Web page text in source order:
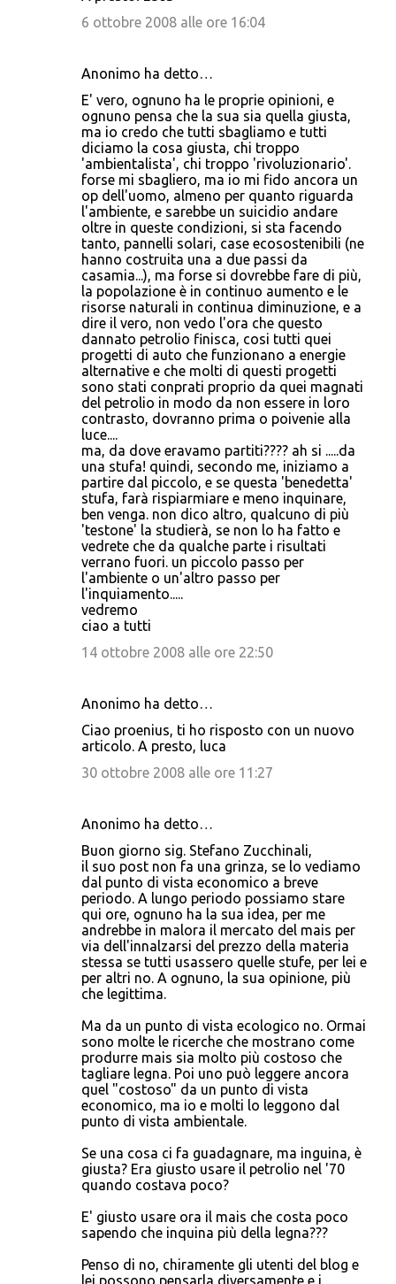
6 ottobre 2008 alle ore 16:04
Anonimo ha detto…
E' vero, ognuno ha le proprie opinioni, e
ognuno pensa che la sua sia quella giusta,
ma io credo che tutti sbagliamo e tutti
diciamo la cosa giusta, chi troppo
'ambientalista', chi troppo 'rivoluzionario'.
forse mi sbagliero, ma io mi fido ancora un
op dell'uomo, almeno per quanto riguarda
l'ambiente, e sarebbe un suicidio andare
oltre in queste condizioni, si sta facendo
tanto, pannelli solari, case ecosostenibili (ne
hanno costruita una a due passi da
casamia...), ma forse si dovrebbe fare di più,
la popolazione è in continuo aumento e le
risorse naturali in continua diminuzione, e a
dire il vero, non vedo l'ora che questo
dannato petrolio finisca, cosi tutti quei
progetti di auto che funzionano a energie
alternative e che molti di questi progetti
sono stati conprati proprio da quei magnati
del petrolio in modo da non essere in loro
contrasto, dovranno prima o poivenie alla
luce....
ma, da dove eravamo partiti???? ah si .....da
una stufa! quindi, secondo me, iniziamo a
partire dal piccolo, e se questa 'benedetta'
stufa, farà rispiarmiare e meno inquinare,
ben venga. non dico altro, qualcuno di più
'testone' la studierà, se non lo ha fatto e
vedrete che da qualche parte i risultati
verrano fuori. un piccolo passo per
l'ambiente o un'altro passo per
l'inquiamento.....
vedremo
ciao a tutti
14 ottobre 2008 alle ore 22:50
Anonimo ha detto…
Ciao proenius, ti ho risposto con un nuovo
articolo. A presto, luca
30 ottobre 2008 alle ore 11:27
Anonimo ha detto…
Buon giorno sig. Stefano Zucchinali,
il suo post non fa una grinza, se lo vediamo
dal punto di vista economico a breve
periodo. A lungo periodo possiamo stare
qui ore, ognuno ha la sua idea, per me
andrebbe in malora il mercato del mais per
via dell'innalzarsi del prezzo della materia
stessa se tutti usassero quelle stufe, per lei e
per altri no. A ognuno, la sua opinione, più
che legittima.
Ma da un punto di vista ecologico no. Ormai
sono molte le ricerche che mostrano come
produrre mais sia molto più costoso che
tagliare legna. Poi uno può leggere ancora
quel "costoso" da un punto di vista
economico, ma io e molti lo leggono dal
punto di vista ambientale.
Se una cosa ci fa guadagnare, ma inguina, è
giusta? Era giusto usare il petrolio nel '70
quando costava poco?
E' giusto usare ora il mais che costa poco
sapendo che inquina più della legna???
Penso di no, chiramente gli utenti del blog e
lei possono pensarla diversamente e i